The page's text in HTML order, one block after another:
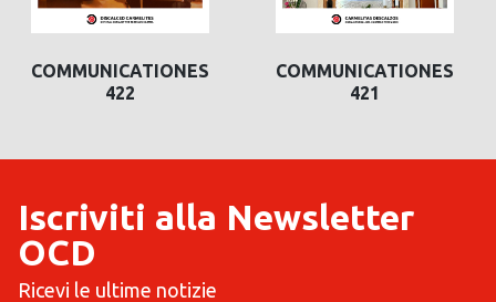
COMMUNICATIONES
422
COMMUNICATIONES
421
Iscriviti alla Newsletter
OCD
Ricevi le ultime notizie